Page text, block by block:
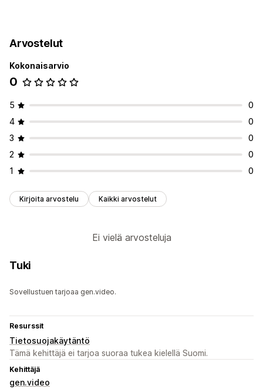
Arvostelut
Kokonaisarvio
0
5
0
4
0
3
0
2
0
1
0
Kirjoita arvostelu Kaikki arvostelut
Ei vielä arvosteluja
Tuki
Sovellustuen tarjoaa gen.video.
Resurssit
Tietosuojakäytäntö
Tämä kehittäjä ei tarjoa suoraa tukea kielellä Suomi.
Kehittäjä
gen.video